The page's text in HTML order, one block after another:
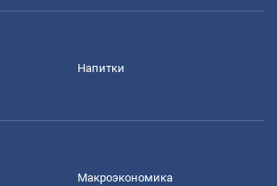
Напитки
Mакроэкономика